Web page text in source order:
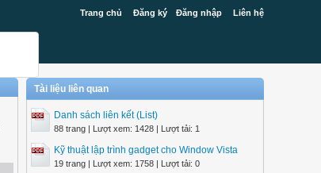
Trang chủ Đăng ký Đăng nhập Liên hệ
Tài liệu liên quan
Danh sách liên kết (List)
88 trang | Lượt xem: 1428 | Lượt tải: 1
Kỹ thuật lập trình gadget cho Window Vista
19 trang | Lượt xem: 1758 | Lượt tải: 0